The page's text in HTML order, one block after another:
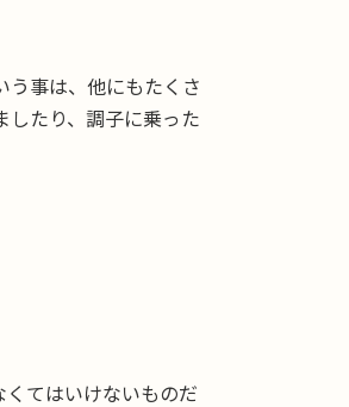
う事は、他にもたくさ
したり、調子に乗った
てはいけないものだ